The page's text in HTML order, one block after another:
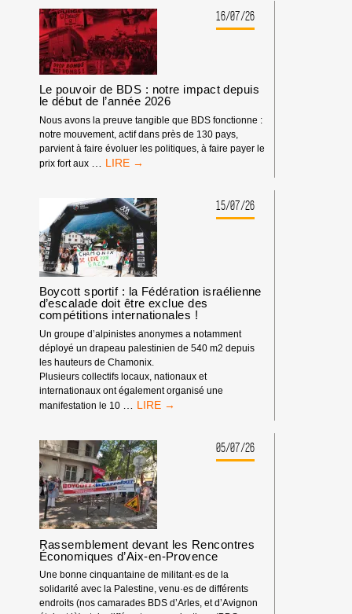
16/07/26
Le pouvoir de BDS : notre impact depuis
le début de l’année 2026
Nous avons la preuve tangible que BDS fonctionne :
notre mouvement, actif dans près de 130 pays,
parvient à faire évoluer les politiques, à faire payer le
prix fort aux
LE
BDS
:
NOTRE
IMPACT
DEPUIS
LE
DÉBUT
DE
L’ANNÉE
2026
15/07/26
Boycott sportif : la Fédération israélienne
d’escalade doit être exclue des
compétitions internationales !
Un groupe d’alpinistes anonymes a notamment
déployé un drapeau palestinien de 540 m2 depuis
les hauteurs de Chamonix.
Plusieurs collectifs locaux, nationaux et
internationaux ont également organisé une
manifestation le 10
BOYCOTT
LA
FÉDÉRATION
ISRAÉLIENNE
D’ESCALADE
DOIT
ÊTRE
EXCLUE
DES
COMPÉTITIONS
INTERNATIONALES
!
05/07/26
Rassemblement devant les Rencontres
Économiques d’Aix-en-Provence
Une bonne cinquantaine de militant·es de la
solidarité avec la Palestine, venu·es de différents
endroits (nos camarades BDS d’Arles, et d’Avignon